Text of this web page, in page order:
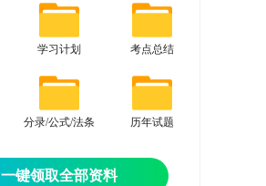
学习计划 考点总结
分录/公式/法条 历年试题
一键领取全部资料